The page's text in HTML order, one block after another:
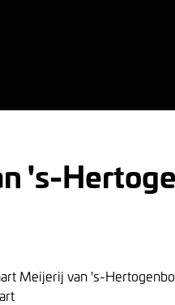
's-
Meijerij van 's-